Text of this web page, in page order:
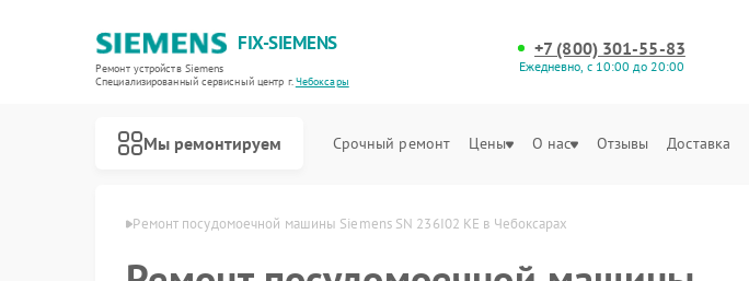
FIX-SIEMENS
Ремонт устройств Siemens
Специализированный cервисный центр г.Чебоксары
+7 (800) 301-55-83
Ежедневно, с 10:00 до 20:00
Мы ремонтируем Срочный ремонт Цены О нас Отзывы Доставка
в Чебоксарах Ремонт посудомоечной машины Siemens SN 236I02 KE в Чебоксарах